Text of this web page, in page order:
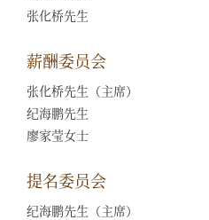
张化桥先生
薪酬委员会
张化桥先生（主席）
纪海鹏先生
廖家莹女士
提名委员会
纪海鹏先生（主席）